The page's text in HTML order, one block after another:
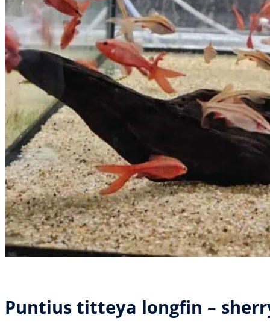
Puntius titteya longfin –